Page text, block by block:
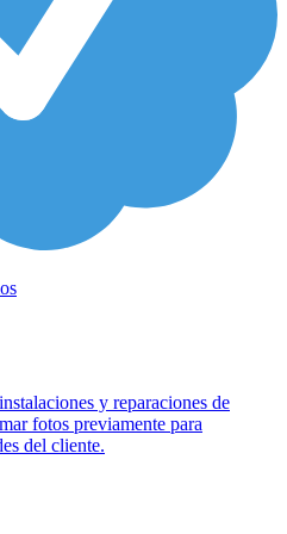
y reparaciones de
fotos previamente para
del cliente.